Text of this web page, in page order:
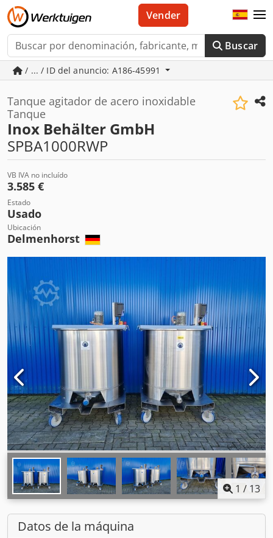
Buscar
Vender
/ ... / ID del anuncio: A186-45991
Tanque agitador de acero inoxidable
Tanque
Inox Behälter GmbH
SPBA1000RWP
VB IVA no incluído
3.585 €
Estado
Usado
Ubicación
Delmenhorst
1 / 13
Datos de la máquina